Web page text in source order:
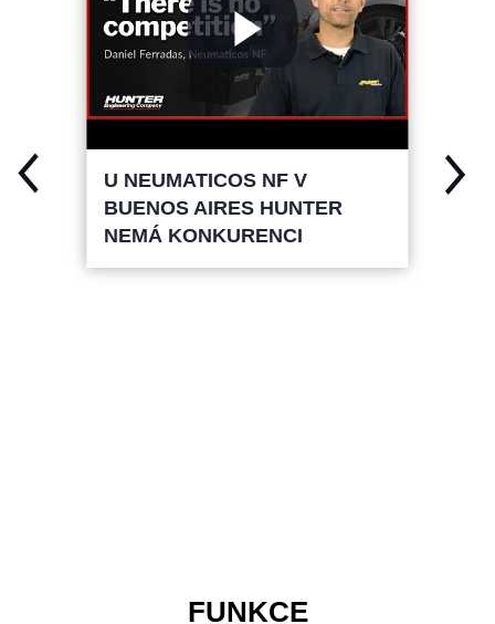
U NEUMATICOS NF V
BUENOS AIRES HUNTER
NEMÁ KONKURENCI
FUNKCE